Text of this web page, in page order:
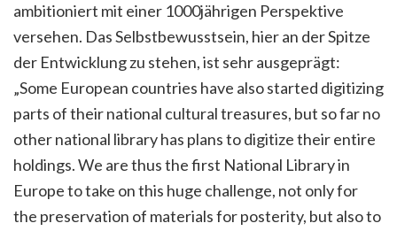
ambitioniert mit einer 1000jährigen Perspektive
versehen. Das Selbstbewusstsein, hier an der Spitze
der Entwicklung zu stehen, ist sehr ausgeprägt:
„Some European countries have also started digitizing
parts of their national cultural treasures, but so far no
other national library has plans to digitize their entire
holdings. We are thus the first National Library in
Europe to take on this huge challenge, not only for
the preservation of materials for posterity, but also to